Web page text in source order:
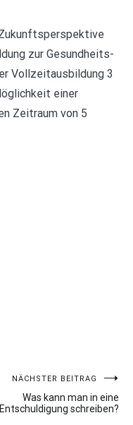
Zukunftsperspektive
zur Gesundheits-
Vollzeitausbildung 3
einer
Zeitraum von 5
NÄCHSTER BEITRAG
Was kann man in eine
Entschuldigung schreiben?